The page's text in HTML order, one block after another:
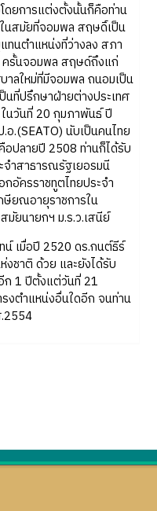
โดยการแต่งตั้งนั้นก็คือท่าน
นสมัยที่จอมพล สฤษดิ์เป็น
ทนตำแหน่งที่ว่างลง สภา
รั้นจอมพล สฤษด์ถึงแก่
ลใหม่ที่มีจอมพล ถนอมเป็น
ที่ปรึกษาฝ่ายต่างประเทศ
นวันที่ 20 กุมภาพันธ์ ปี
อ.(SEATO) นับเป็นคนไทย
ปลายปี 2508 ท่านก็ได้รับ
จำสาธารณรัฐเยอรมนี
อัครราชทูตไทยประจำ
ษียณอายุราชการใน
ยนายกฯ ม.ร.ว.เสนีย์
น์ เมื่อปี 2520 ดร.กนต์ธีร์
ชาติ ด้วย และยังได้รับ
ก 1 ปีตั้งแต่วันที่ 21
งตำแหน่งอื่นใดอีก จนท่าน